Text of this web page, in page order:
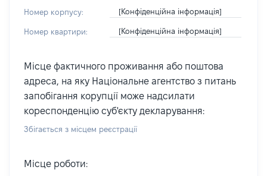
Номер корпусу: [Конфіденційна інформація]
Номер квартири: [Конфіденційна інформація]
Місце фактичного проживання або поштова
адреса, на яку Національне агентство з питань
запобігання корупції може надсилати
кореспонденцію суб'єкту декларування:
Збігається з місцем реєстрації
Місце роботи: